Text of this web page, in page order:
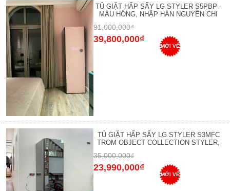
TỦ GIẶT HẤP SẤY LG STYLER S5PBP -
MÀU HỒNG, NHẬP HÀN NGUYÊN CHI
91,000,000₫
39,800,000₫
MỚI VỀ
TỦ GIẶT HẤP SẤY LG STYLER S3MFC
TROM OBJECT COLLECTION STYLER,
35,000,000₫
23,990,000₫
MỚI VỀ